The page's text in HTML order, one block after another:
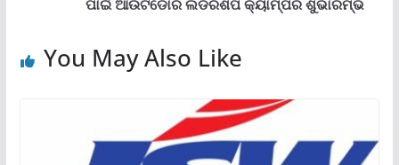
ପାଇଁ ଆଉଟଡୋର ଲିଡରଶିପ କ୍ୟାମ୍ପର ଶୁଭାରମ୍ଭ
You May Also Like